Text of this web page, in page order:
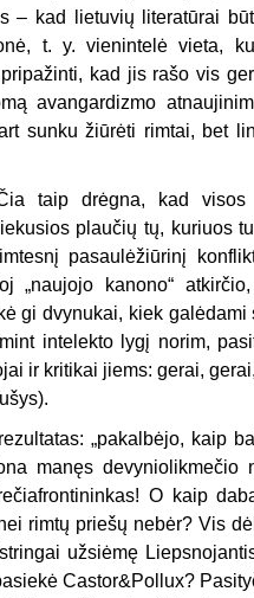
– kad lietuvių literatūrai
t. y. vienintelė vieta,
kad jis rašo vis
avangardizmo
sunku žiūrėti rimtai, bet
taip drėgna, kad visos
plaučių tų, kuriuos
pasaulėžiūrinį
„naujojo kanono“
gi dvynukai, kiek galėdami
intelekto lygį norim,
ir kritikai jiems: gerai,
„pakalbėjo, kaip
manęs devyniolikmečio
O kaip
rimtų priešų nebėr? Vis
užsiėmę
Castor&Pollux?